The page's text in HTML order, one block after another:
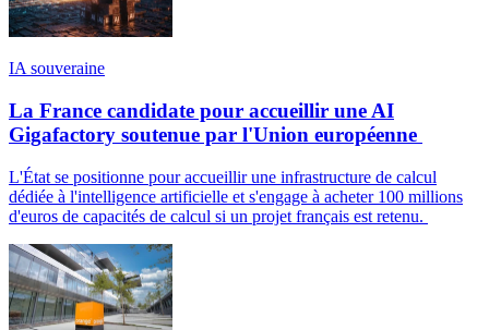
IA souveraine
La France candidate pour accueillir une AI
Gigafactory soutenue par l'Union européenne
L'État se positionne pour accueillir une infrastructure de calcul
dédiée à l'intelligence artificielle et s'engage à acheter 100 millions
d'euros de capacités de calcul si un projet français est retenu.